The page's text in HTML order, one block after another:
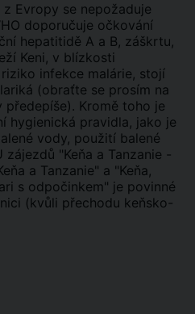
Evropy se nepožaduje
doporučuje očkování
hepatitidě A a B, záškrtu,
Keni, v blízkosti
infekce malárie, stojí
(obraťte se prosím na
Kromě toho je
hygienická pravidla, jako je
vody, použití balené
"Keňa a Tanzanie -
a Tanzanie" a "Keňa,
s odpočinkem" je povinné
(kvůli přechodu keňsko-